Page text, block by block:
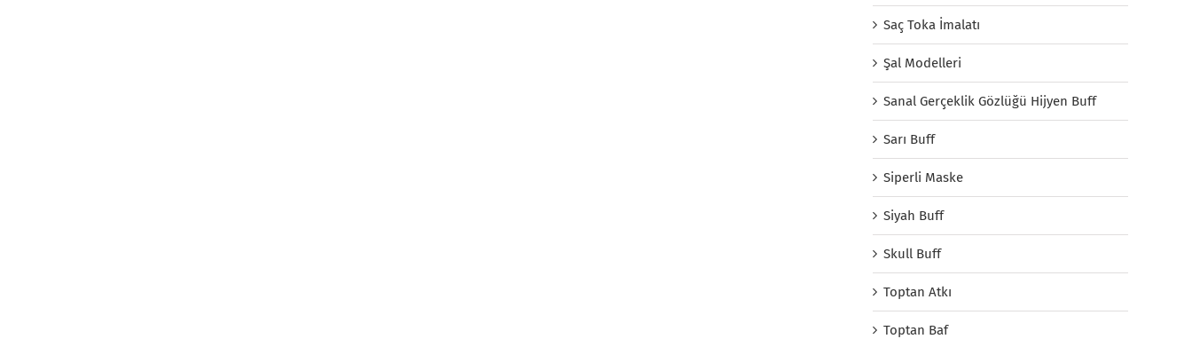
Saç Toka İmalatı
Şal Modelleri
Sanal Gerçeklik Gözlüğü Hijyen Buff
Sarı Buff
Siperli Maske
Siyah Buff
Skull Buff
Toptan Atkı
Toptan Baf